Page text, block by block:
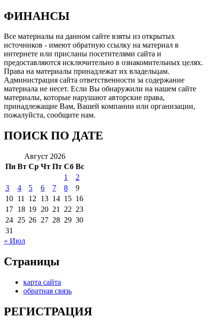
ФИНАНСЫ
Все материалы на данном сайте взяты из открытых
источников - имеют обратную ссылку на материал в
интернете или присланы посетителями сайта и
предоставляются исключительно в ознакомительных целях.
Права на материалы принадлежат их владельцам.
Администрация сайта ответственности за содержание
материала не несет. Если Вы обнаружили на нашем сайте
материалы, которые нарушают авторские права,
принадлежащие Вам, Вашей компании или организации,
пожалуйста, сообщите нам.
ПОИСК ПО ДАТЕ
Август 2026
Пн Вт Ср Чт Пт Сб Вс
1
2
3
4 5 6 7 8
9
10 11 12 13 14 15 16
17 18 19 20 21 22 23
24 25 26 27 28 29 30
31
« Июл
Страницы
карта сайта
обратная связь
РЕГИСТРАЦИЯ